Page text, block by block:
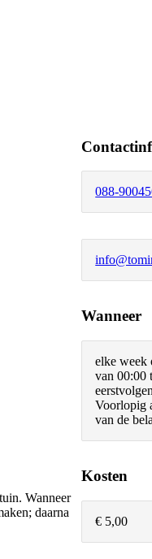
Wanneer
daarna
088-
Wanneer
elke week
van 00:00
Voorlopig
van de
Kosten
€ 5,00